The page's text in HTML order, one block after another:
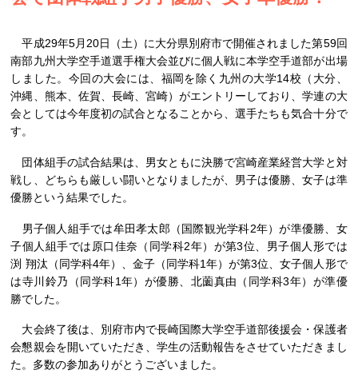
平成29年5月20日（土）に大分県別府市で開催されました第59回
南部九州大学空手道選手権大会並びに個人戦に本学空手道部が出場
しました。今回の大会には、福岡を除く九州の大学14校（大分、
沖縄、熊本、佐賀、長崎、宮崎）がエントリーしており、学連の大
会としては今年度初の試合となることから、選手たちも気合十分で
す。
団体組手の試合結果は、男女ともに決勝で宮崎産業経営大学と対
戦し、どちらも厳しい闘いとなりましたが、男子は優勝、女子は準
優勝という結果でした。
男子個人組手では牟田孝太郎（国際観光学科2年）が準優勝、女
子個人組手では原口佳奈（同学科2年）が第3位、男子個人形では
渕 翔汰（同学科4年）、金子（同学科1年）が第3位、女子個人形で
は寺川鈴乃（同学科1年）が優勝、北薗真由（同学科3年）が準優
勝でした。
大会終了後は、別府市内で長崎国際大学空手道部後援会・保護者
会懇親会を開いていただき、学生の活動報告をさせていただきまし
た。多数の参加ありがとうございました。